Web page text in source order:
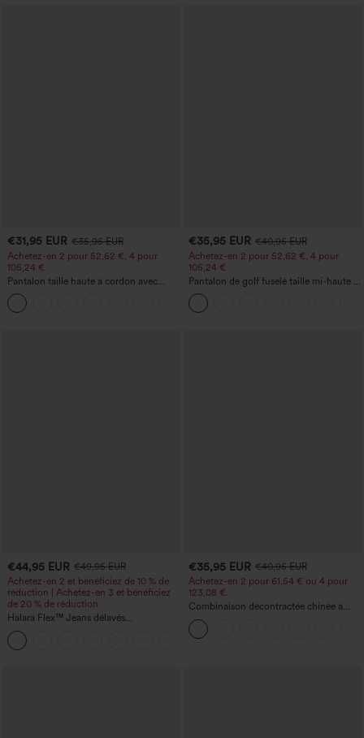
€31,95 EUR €35,95 EUR
Achetez-en 2 pour 52,62 €, 4 pour
105,24 €
Pantalon taille haute à cordon avec
poches, jambe large et coupe ample,
style décontracté, effet lin
€35,95 EUR €40,95 EUR
Achetez-en 2 pour 52,62 €, 4 pour
105,24 €
Pantalon de golf fuselé taille mi-haute à
cordon, ourlet incurvé, séchage rapide,
avec poches — UPF40+
€44,95 EUR €49,95 EUR
Achetez-en 2 et bénéficiez de 10 % de
réduction | Achetez-en 3 et bénéficiez
de 20 % de réduction
Halara Flex™ Jeans délavés
décontractés, coupe baggy à jambe
large, taille basse asymétrique, poches
zippées
€35,95 EUR €40,95 EUR
Achetez-en 2 pour 61,54 € ou 4 pour
123,08 €.
Combinaison décontractée chinée à
bretelles réglables, fronces et jambes
larges, avec poches — facile comme
tout